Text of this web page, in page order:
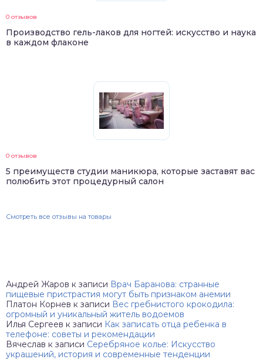
0 отзывов
Производство гель-лаков для ногтей: искусство и наука
в каждом флаконе
0 отзывов
5 преимуществ студии маникюра, которые заставят вас
полюбить этот процедурный салон
Смотреть все отзывы на товары
Андрей Жаров к записи Врач Баранова: странные
пищевые пристрастия могут быть признаком анемии
Платон Корнев к записи Вес гребнистого крокодила:
огромный и уникальный житель водоемов
Илья Сергеев к записи Как записать отца ребенка в
телефоне: советы и рекомендации
Вячеслав к записи Серебряное колье: Искусство
украшений, история и современные тенденции